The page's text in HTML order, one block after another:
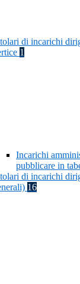
di incarichi
1
Incarichi
pubblicare in
di incarichi
16